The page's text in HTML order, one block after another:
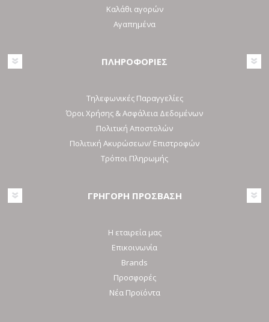
Καλάθι αγορών
Αγαπημένα
ΠΛΗΡΟΦΟΡΙΕΣ
Τηλεφωνικές Παραγγελίες
Όροι Χρήσης & Ασφάλεια Δεδομένων
Πολιτική Αποστολών
Πολιτική Ακυρώσεων/ Επιστροφών
Τρόποι Πληρωμής
ΓΡΗΓΟΡΗ ΠΡΟΣΒΑΣΗ
Η εταιρεία μας
Επικοινωνία
Brands
Προσφορές
Νέα Προϊόντα